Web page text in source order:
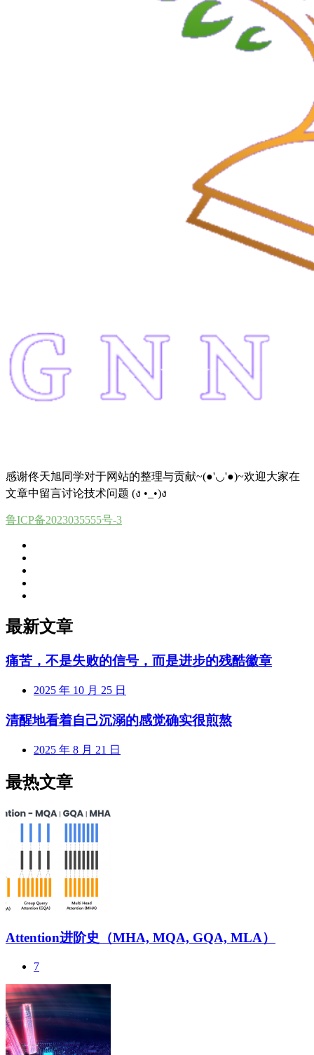
感谢佟天旭同学对于网站的整理与贡献~(●'◡'●)~欢迎大家在
文章中留言讨论技术问题 (ง •_•)ง
鲁ICP备2023035555号-3
最新文章
痛苦，不是失败的信号，而是进步的残酷徽章
2025 年 10 月 25 日
清醒地看着自己沉溺的感觉确实很煎熬
2025 年 8 月 21 日
最热文章
Attention进阶史（MHA, MQA, GQA, MLA）
7